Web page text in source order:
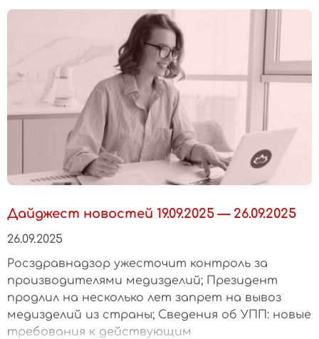
Дайджест новостей 19.09.2025 — 26.09.2025
26.09.2025
Росздравнадзор ужесточит контроль за
производителями медизделий; Президент
продлил на несколько лет запрет на вывоз
медизделий из страны; Сведения об УПП: новые
требования к действующим